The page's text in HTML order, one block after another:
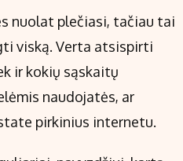
nuolat plečiasi, tačiau tai
viską. Verta atsispirti
ir kokių sąskaitų
naudojatės, ar
pirkinius internetu.